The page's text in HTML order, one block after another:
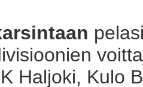
Haljoki, Kulo